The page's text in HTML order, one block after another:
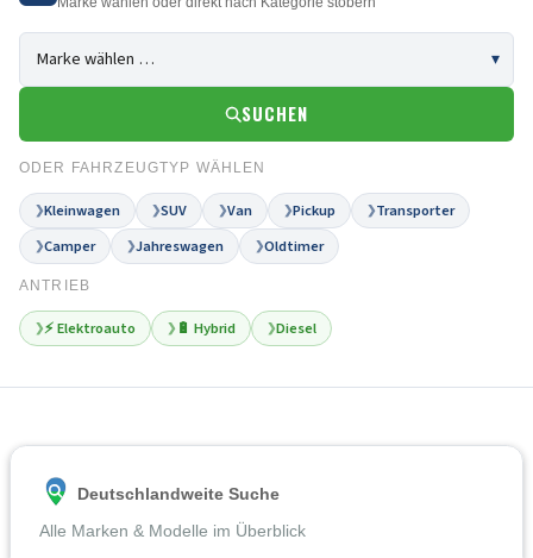
SUCHEN
ODER FAHRZEUGTYP WÄHLEN
❯Kleinwagen ❯SUV ❯Van ❯Pickup ❯Transporter
❯Camper ❯Jahreswagen ❯Oldtimer
ANTRIEB
❯⚡ Elektroauto ❯ 🔋 Hybrid ❯Diesel
Deutschlandweite Suche
Alle Marken & Modelle im Überblick